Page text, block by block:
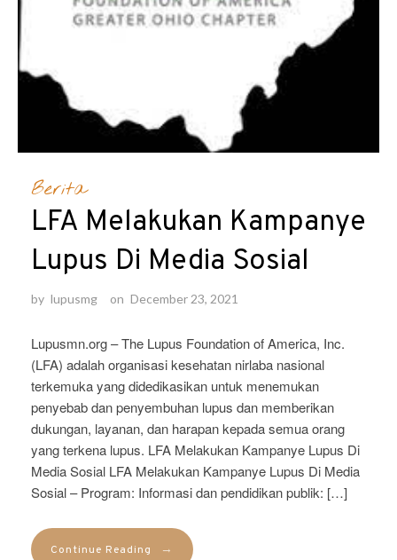
Berita
LFA Melakukan Kampanye
Lupus Di Media Sosial
by lupusmg on December 23, 2021
Lupusmn.org – The Lupus Foundation of America, Inc.
(LFA) adalah organisasi kesehatan nirlaba nasional
terkemuka yang didedikasikan untuk menemukan
penyebab dan penyembuhan lupus dan memberikan
dukungan, layanan, dan harapan kepada semua orang
yang terkena lupus. LFA Melakukan Kampanye Lupus Di
Media Sosial LFA Melakukan Kampanye Lupus Di Media
Sosial – Program: Informasi dan pendidikan publik: […]
Continue Reading →